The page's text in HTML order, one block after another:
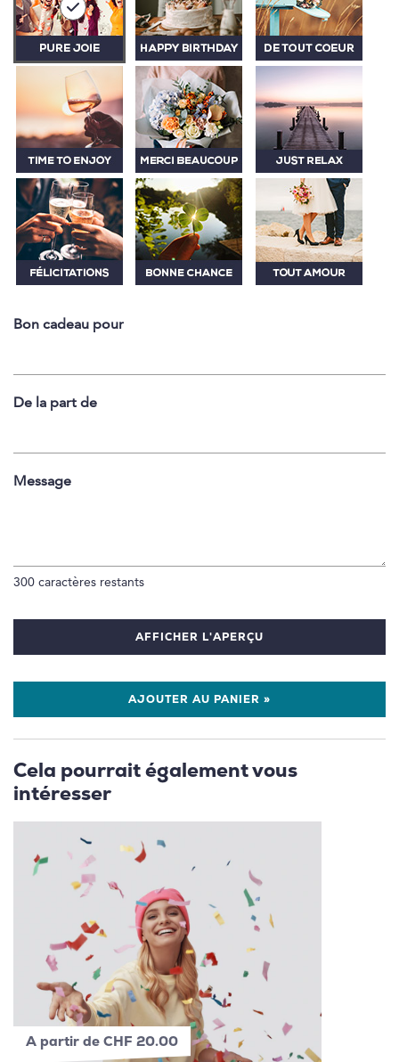
Bon cadeau pour
De la part de
Message
300 caractères restants
AFFICHER L'APERÇU
AJOUTER AU PANIER »
Cela pourrait également vous
intéresser
A partir de CHF 20.00